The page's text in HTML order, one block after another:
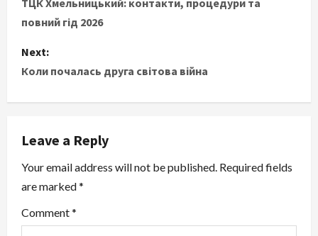
o
t
n
v
i
g
ТЦК Хмельницький: контакти, процедури та
повний гід 2026
Next:
Коли почалась друга світова війна
Leave a Reply
Your email address will not be published. Required fields
are marked*
Comment*